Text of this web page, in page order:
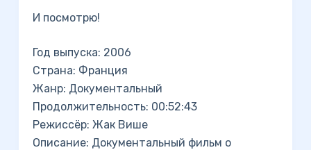
И посмотрю!
Год выпуска: 2006
Страна: Франция
Жанр: Документальный
Продолжительность: 00:52:43
Режиссёр: Жак Више
Описание: Документальный фильм о